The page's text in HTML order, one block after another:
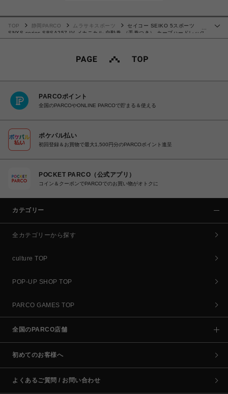
TOP 静岡PARCO ムラサキスポーツ
セイコー SEIKO 5スポーツ
SNXS series SBSA257 IV メカニカル 自動巻 （手巻つき） カーブハードレック
ス 腕時計 4954628466402 【送料無料 北海道/沖縄/離島を除く】
PARCOポイント
全国のPARCOやONLINE PARCOで貯まる＆使える
ポケパル払い
初回登録＆お買物で最大1,500円分のPARCOポイント進呈
POCKET PARCO（公式アプリ）
コイン＆クーポンでPARCOでのお買い物がオトクに
カテゴリー
全カテゴリーから探す
culture TOP
POP-UP SHOP TOP
PARCO GAMES TOP
全国のPARCO店舗
初めてのお客様へ
よくあるご質問 / お問い合わせ